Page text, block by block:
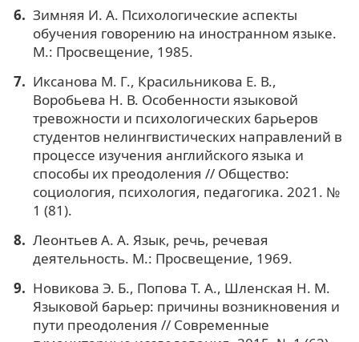
Зимняя И. А. Психологические аспекты
обучения говорению на иностранном языке.
М.: Просвещение, 1985.
Иксанова М. Г., Красильникова Е. В.,
Воробьева Н. В. Особенности языковой
тревожности и психологических барьеров
студентов нелингвистических направлений в
процессе изучения английского языка и
способы их преодоления // Общество:
социология, психология, педагогика. 2021. №
1 (81).
Леонтьев А. А. Язык, речь, речевая
деятельность. М.: Просвещение, 1969.
Новикова Э. Б., Попова Т. А., Шленская Н. М.
Языковой барьер: причины возникновения и
пути преодоления // Современные